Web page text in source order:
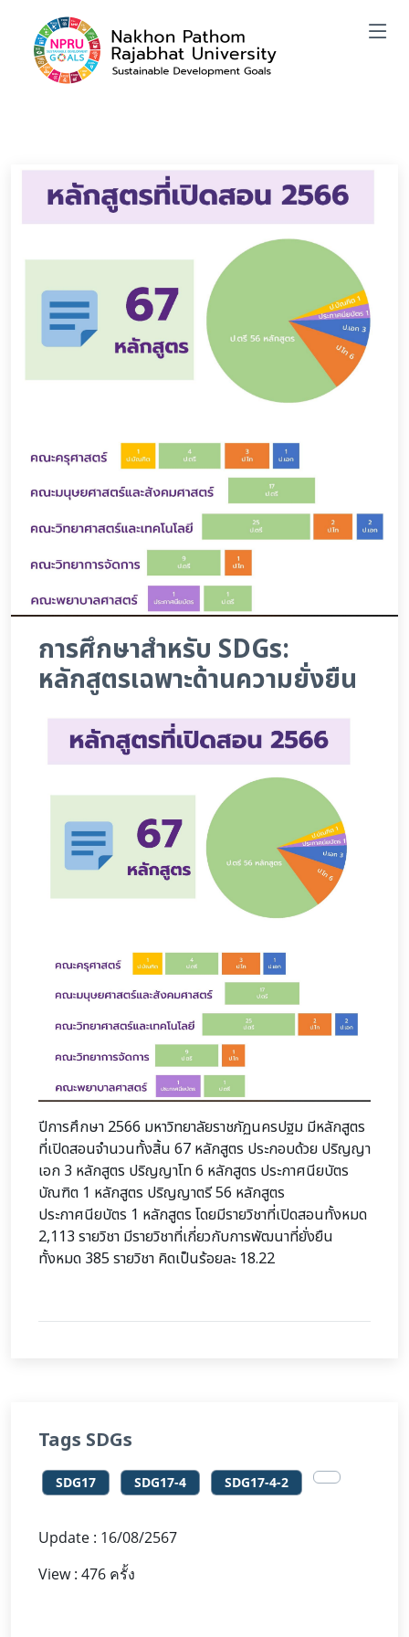
การศึกษาสำหรับ SDGs:
หลักสูตรเฉพาะด้านความยั่งยืน
ปีการศึกษา 2566 มหาวิทยาลัยราชภัฏนครปฐม มีหลักสูตร
ที่เปิดสอนจำนวนทั้งสิ้น 67 หลักสูตร ประกอบด้วย ปริญญา
เอก 3 หลักสูตร ปริญญาโท 6 หลักสูตร ประกาศนียบัตร
บัณฑิต 1 หลักสูตร ปริญญาตรี 56 หลักสูตร
ประกาศนียบัตร 1 หลักสูตร โดยมีรายวิชาที่เปิดสอนทั้งหมด
2,113 รายวิชา มีรายวิชาที่เกี่ยวกับการพัฒนาที่ยั่งยืน
ทั้งหมด 385 รายวิชา คิดเป็นร้อยละ 18.22
Tags SDGs
SDG17 SDG17-4 SDG17-4-2
Update : 16/08/2567
View : 476 ครั้ง